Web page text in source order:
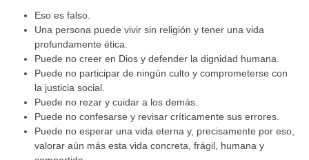
Eso es falso.
Una persona puede vivir sin religión y tener una vida
profundamente ética.
Puede no creer en Dios y defender la dignidad humana.
Puede no participar de ningún culto y comprometerse con
la justicia social.
Puede no rezar y cuidar a los demás.
Puede no confesarse y revisar críticamente sus errores.
Puede no esperar una vida eterna y, precisamente por eso,
valorar aún más esta vida concreta, frágil, humana y